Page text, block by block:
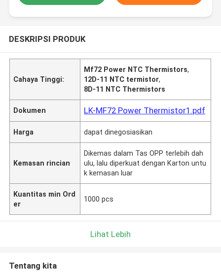
DESKRIPSI PRODUK
Cahaya Tinggi:
Mf72 Power NTC Thermistors,
12D-11 NTC termistor,
8D-11 NTC Thermistors
Dokumen LK-MF72 Power Thermistor1.pdf
Harga dapat dinegosiasikan
Kemasan rincian
Dikemas dalam Tas OPP terlebih dah
ulu, lalu diperkuat dengan Karton untu
k kemasan luar
Kuantitas min Ord
er
1000 pcs
Lihat Lebih
Tentang kita